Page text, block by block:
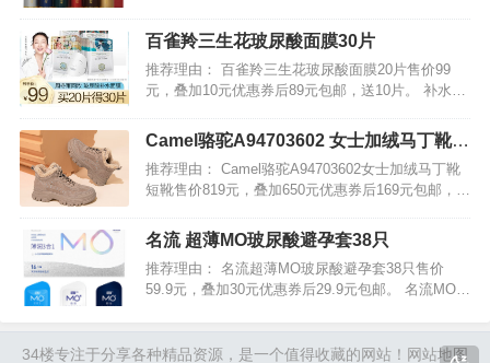
博物馆纪念酒，包装大气，送礼倍有面子。采用高
粱、小麦、玉米、糯米、大米、…
百雀羚三生花玻尿酸面膜30片
推荐理由： 百雀羚三生花玻尿酸面膜20片售价99
元，叠加10元优惠券后89元包邮，送10片。 补水面
透气，自然服帖，呵护你的娇嫩肌肤，水水润润一
整天。…
Camel骆驼A94703602 女士加绒马丁靴
短靴
推荐理由： Camel骆驼A94703602女士加绒马丁靴
短靴售价819元，叠加650元优惠券后169元包邮，多
街一整天也不累脚。时尚百搭显腿长，柔软科技鞋
底，回弹力十足。易穿脱，还防水，真…
名流 超薄MO玻尿酸避孕套38只
推荐理由： 名流超薄MO玻尿酸避孕套38只售价
59.9元，叠加30元优惠券后29.9元包邮。 名流MO玻
技，让你体验彼此的肌肤温度，长效滋润，快…
34楼专注于分享各种精品资源，是一个值得收藏的网站！ 网站地图